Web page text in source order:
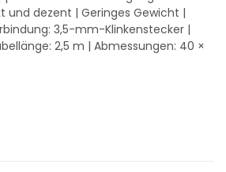
und dezent | Geringes Gewicht |
3,5-mm-Klinkenstecker |
2,5 m | Abmessungen: 40 ×